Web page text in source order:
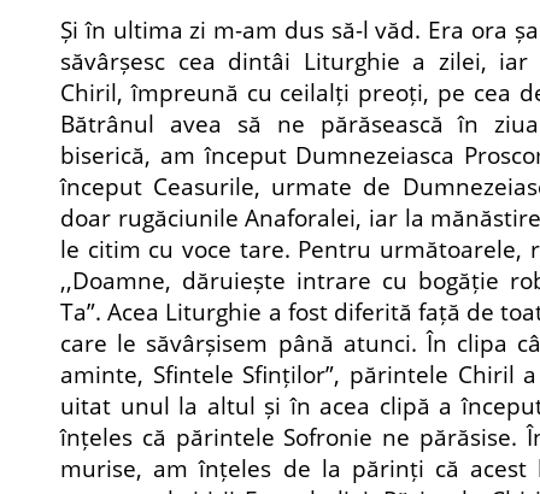
Și în ultima zi m-am dus să-l văd. Era ora
săvârșesc cea dintâi Liturghie a zilei,
Chiril, împreună cu ceilalți preoți, pe cea
Bătrânul avea să ne părăsească în
biserică, am început Dumnezeiasca
început Ceasurile, urmate de
doar rugăciunile Anaforalei, iar la
le citim cu voce tare. Pentru următoarele,
,,Doamne, dăruiește intrare cu bogăție
Ta”. Acea Liturghie a fost diferită față de
care le săvârșisem până atunci. În clipa
aminte, Sfintele Sfinților”, părintele Chiril
uitat unul la altul și în acea clipă a
înțeles că părintele Sofronie ne părăsise.
murise, am înțeles de la părinți că